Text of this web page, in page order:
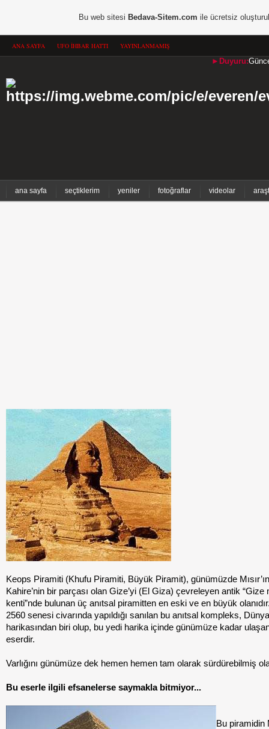
ANA SAYFA UFO İHBAR HATTI YAYINLANMAMIŞ
►Duyuru:
ana sayfa seçtiklerim yeniler fotoğraflar videolar
Keops Piramiti (Khufu Piramiti, Büyük Piramit), günümüzde
Kahire’nin bir parçası olan Gize’yi (El Giza) çevreleyen antik “Gize
kenti”nde bulunan üç anıtsal piramitten en eski ve en büyük
2560 senesi civarında yapıldığı sanılan bu anıtsal kompleks,
harikasından biri olup, bu yedi harika içinde günümüze kadar
eserdir.
Varlığını günümüze dek hemen hemen tam olarak sürdürebilmiş
Bu eserle ilgili efsanelerse saymakla bitmiyor...
Bu piramidin
Bu web sitesi Bedava-Sitem.com ile ücretsiz